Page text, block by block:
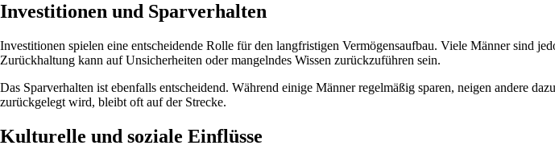
Investitionen und Sparverhalten
Investitionen spielen eine entscheidende Rolle für den langfristigen Vermögensaufbau. Viele Männer sind
Zurückhaltung kann auf Unsicherheiten oder mangelndes Wissen zurückzuführen sein.
Das Sparverhalten ist ebenfalls entscheidend. Während einige Männer regelmäßig sparen, neigen andere
zurückgelegt wird, bleibt oft auf der Strecke.
Kulturelle und soziale Einflüsse